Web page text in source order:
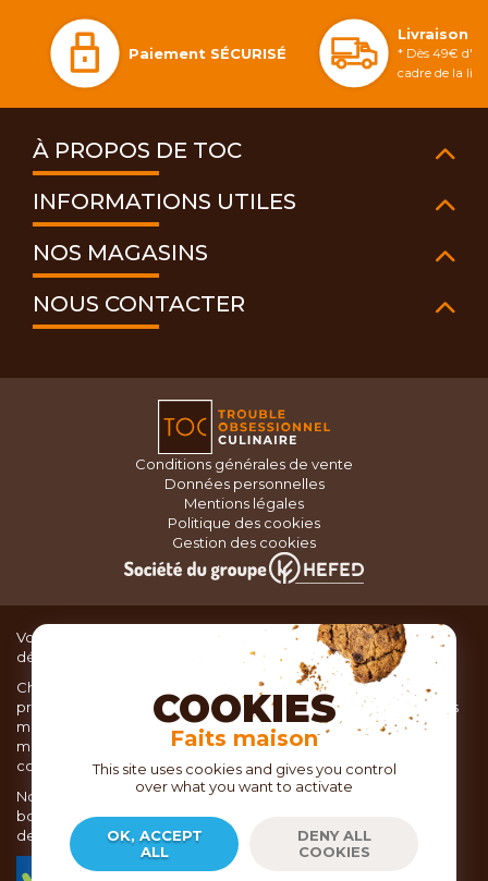
Paiement SÉCURISÉ
Livraison
* Dès 49€
cadre de la
À PROPOS DE TOC
INFORMATIONS UTILES
NOS MAGASINS
NOUS CONTACTER
Conditions générales de vente
Données personnelles
Mentions légales
Politique des cookies
Gestion des cookies
Vous recherchez du matériel de cuisine pour concocter de
délicieux plats ou des pâtisseries dignes d’un grand chef ?
Chez TOC, boutique d’ustensiles de cuisine, nous vous
proposons une large sélection de produits issus des meilleures
marques de matériel de cuisine: Ustensiles de pâtisserie,
matériel de cuisson, service de table, ustensiles de cuisine,
coutellerie, set picnic.
Nous vous réservons un accueil chaleureux au sein de nos 21
boutiques, mais vous trouverez également tout votre matériel
de cuisine en ligne sur notre site internet toc.fr
COOKIES
Faits maison
This site uses cookies and gives you control
over what you want to activate
OK, ACCEPT
ALL
DENY ALL
COOKIES